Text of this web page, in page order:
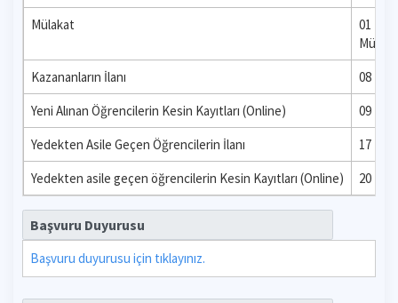
Mülakat
01 - 03
Kazananların İlanı
08
Yeni Alınan Öğrencilerin Kesin Kayıtları (Online)
09
Yedekten Asile Geçen Öğrencilerin İlanı
17
Yedekten asile geçen öğrencilerin Kesin Kayıtları (Online)
20
Başvuru Duyurusu
Başvuru duyurusu için tıklayınız.